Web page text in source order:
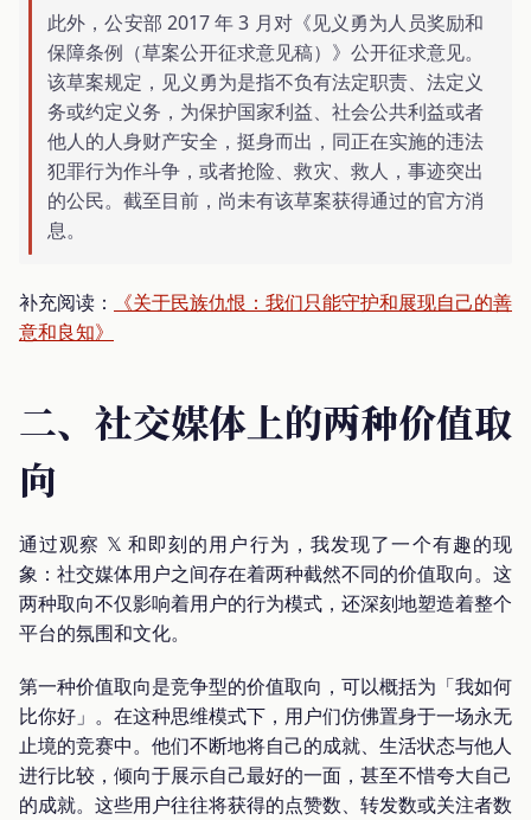
此外，公安部 2017 年 3 月对《见义勇为人员奖励和
保障条例（草案公开征求意见稿）》公开征求意见。
该草案规定，见义勇为是指不负有法定职责、法定义
务或约定义务，为保护国家利益、社会公共利益或者
他人的人身财产安全，挺身而出，同正在实施的违法
犯罪行为作斗争，或者抢险、救灾、救人，事迹突出
的公民。截至目前，尚未有该草案获得通过的官方消
息。
补充阅读：
《关于民族仇恨：我们只能守护和展现自己的善
意和良知》
二、社交媒体上的两种价值取
向
通过观察 𝕏 和即刻的用户行为，我发现了一个有趣的现
象：社交媒体用户之间存在着两种截然不同的价值取向。这
两种取向不仅影响着用户的行为模式，还深刻地塑造着整个
平台的氛围和文化。
第一种价值取向是竞争型的价值取向，可以概括为「我如何
比你好」。在这种思维模式下，用户们仿佛置身于一场永无
止境的竞赛中。他们不断地将自己的成就、生活状态与他人
进行比较，倾向于展示自己最好的一面，甚至不惜夸大自己
的成就。这些用户往往将获得的点赞数、转发数或关注者数